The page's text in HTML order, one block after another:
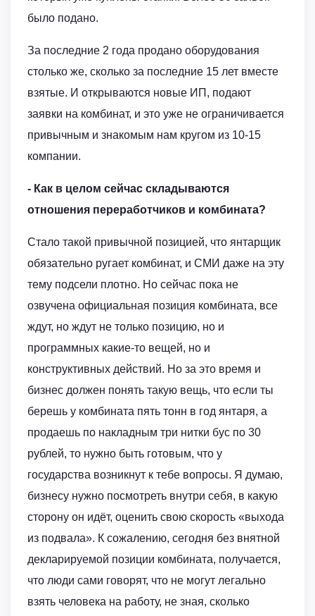
было подано.
За последние 2 года продано оборудования
столько же, сколько за последние 15 лет вместе
взятые. И открываются новые ИП, подают
заявки на комбинат, и это уже не ограничивается
привычным и знакомым нам кругом из 10-15
компании.
- Как в целом сейчас складываются
отношения переработчиков и комбината?
Стало такой привычной позицией, что янтарщик
обязательно ругает комбинат, и СМИ даже на эту
тему подсели плотно. Но сейчас пока не
озвучена официальная позиция комбината, все
ждут, но ждут не только позицию, но и
программных какие-то вещей, но и
конструктивных действий. Но за это время и
бизнес должен понять такую вещь, что если ты
берешь у комбината пять тонн в год янтаря, а
продаешь по накладным три нитки бус по 30
рублей, то нужно быть готовым, что у
государства возникнут к тебе вопросы. Я думаю,
бизнесу нужно посмотреть внутри себя, в какую
сторону он идёт, оценить свою скорость «выхода
из подвала». К сожалению, сегодня без внятной
декларируемой позиции комбината, получается,
что люди сами говорят, что не могут легально
взять человека на работу, не зная, сколько